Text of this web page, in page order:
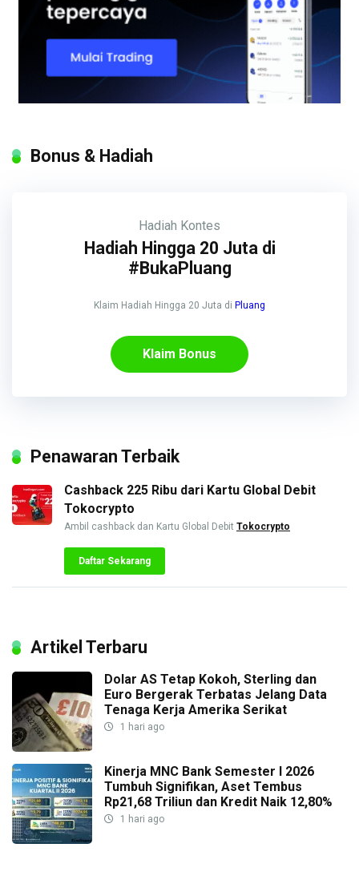
Bonus & Hadiah
Hadiah Kontes
Hadiah Hingga 20 Juta di
#BukaPluang
Klaim Hadiah Hingga 20 Juta di Pluang
Klaim Bonus
Penawaran Terbaik
Cashback 225 Ribu dari Kartu Global Debit
Tokocrypto
Ambil cashback dan Kartu Global Debit Tokocrypto
Daftar Sekarang
Artikel Terbaru
Dolar AS Tetap Kokoh, Sterling dan
Euro Bergerak Terbatas Jelang Data
Tenaga Kerja Amerika Serikat
1 hari ago
Kinerja MNC Bank Semester I 2026
Tumbuh Signifikan, Aset Tembus
Rp21,68 Triliun dan Kredit Naik 12,80%
1 hari ago